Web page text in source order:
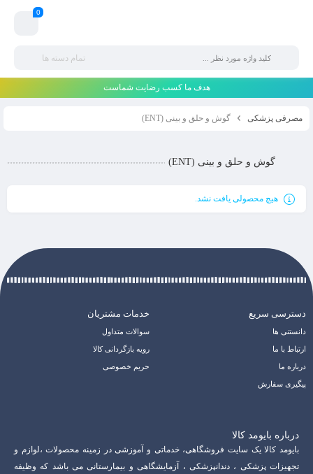
0
تمام دسته ها
هدف ما کسب رضایت شماست
مصرفی پزشکی گوش و حلق و بینی (ENT)
گوش و حلق و بینی (ENT)
هیچ محصولی یافت نشد.
دسترسی سریع
دانستنی ها
ارتباط با ما
درباره ما
پیگیری سفارش
خدمات مشتریان
سوالات متداول
رویه بازگردانی کالا
حریم خصوصی
درباره بایومد کالا
بایومد کالا یک سایت فروشگاهی، خدماتی و آموزشی در زمینه محصولات ،لوازم و
تجهیزات پزشکی ، دندانپزشکی ، آزمایشگاهی و بیمارستانی می باشد که وظیفه